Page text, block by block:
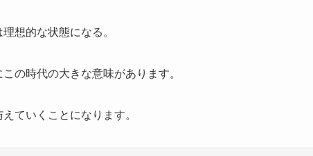
想的な状態になる。
この時代の大きな意味があります。
ていくことになります。